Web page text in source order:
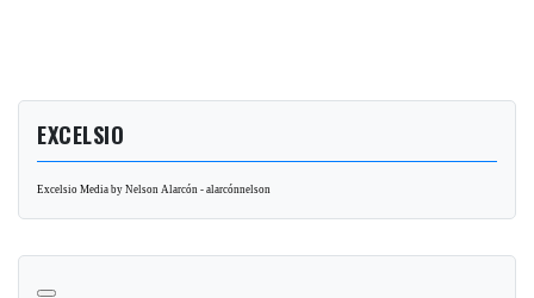
EXCELSIO
Excelsio Media by Nelson Alarcón - alarcónnelson